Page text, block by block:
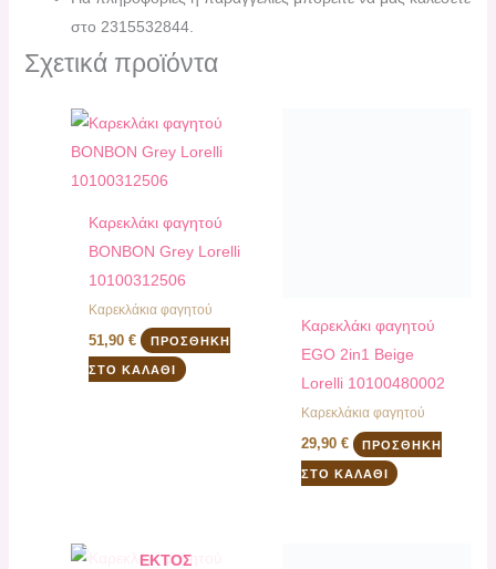
στο 2315532844.
Σχετικά προϊόντα
Καρεκλάκι φαγητού
BONBON Grey Lorelli
10100312506
Καρεκλάκια φαγητού
51,90€ ΠΡΟΣΘΉΚΗ
ΣΤΟ ΚΑΛΆΘΙ
Καρεκλάκι φαγητού
EGO 2in1 Beige
Lorelli 10100480002
Καρεκλάκια φαγητού
29,90 € ΠΡΟΣΘΉΚΗ
ΣΤΟ ΚΑΛΆΘΙ
ΕΚΤΌΣ